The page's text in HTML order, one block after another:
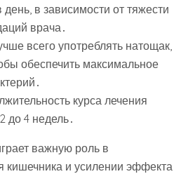
в зависимости от тяжести
врача․
всего употреблять натощак,
обеспечить максимальное
курса лечения
до 4 недель․
важную роль в
кишечника и усилении эффекта